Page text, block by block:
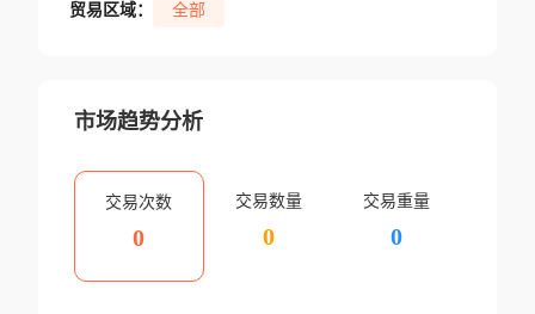
贸易区域： 全部
市场趋势分析
交易次数
0
交易数量
0
交易重量
0